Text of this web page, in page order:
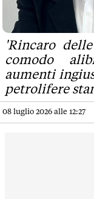
'Rincaro
comodo
aumenti
petrolifere
08 luglio 2026 alle 12:27